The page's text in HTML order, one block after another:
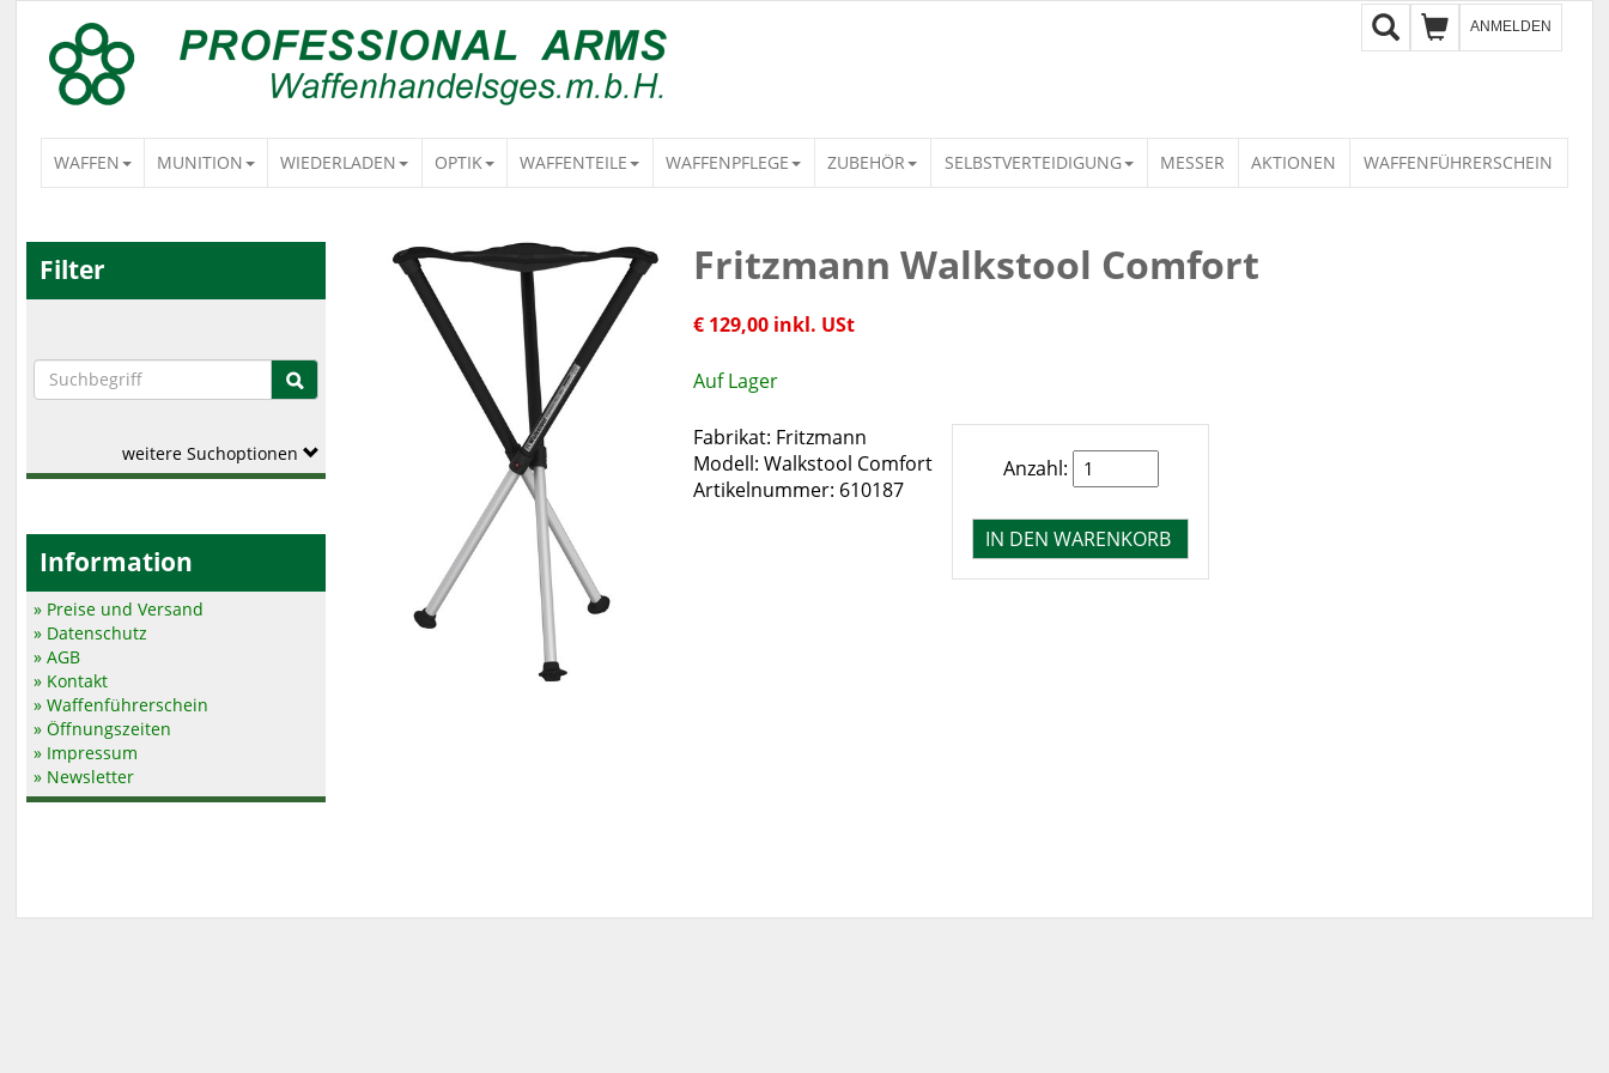
ANMELDEN
WAFFEN MUNITION WIEDERLADEN OPTIK WAFFENTEILE WAFFENPFLEGE ZUBEHÖR SELBSTVERTEIDIGUNG MESSER AKTIONEN WAFFENFÜHRERSCHEIN
Filter
weitere Suchoptionen
Information
» Preise und Versand
» Datenschutz
» AGB
» Kontakt
» Waffenführerschein
» Öffnungszeiten
» Impressum
» Newsletter
Fritzmann Walkstool Comfort
€ 129,00 inkl. USt
Auf Lager
Fabrikat: Fritzmann
Modell: Walkstool Comfort
Artikelnummer: 610187
Anzahl: